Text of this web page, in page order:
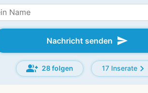
Nachricht senden send
group_add 28 folgen 17 Inseratechevron_right